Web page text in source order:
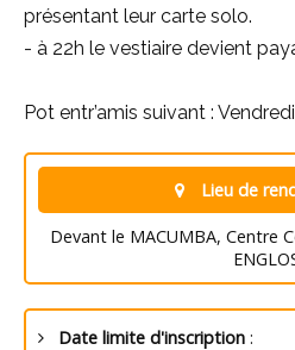
présentant leur carte solo.
- à 22h le vestiaire devient
Pot entr’amis suivant :
Lieu de
Devant le MACUMBA, Centre
Date limite d'inscription :